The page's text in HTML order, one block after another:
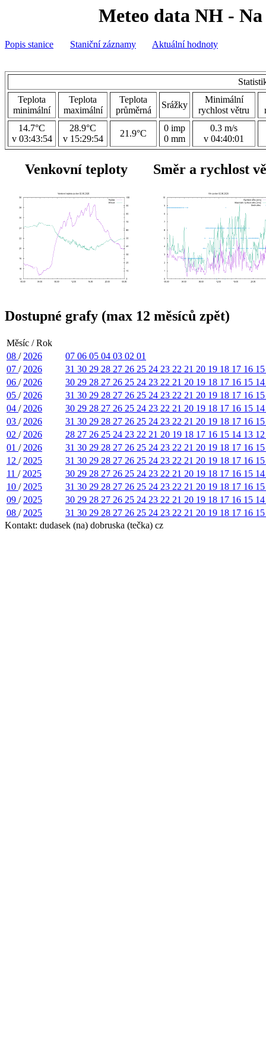
Meteo data NH - Na
Popis stanice Staniční záznamy Aktuální hodnoty
Teplota
minimální
Teplota
maximální
Teplota
průměrná
Srážky
Minimální
rychlost větru
14.7°C
v 03:43:54
28.9°C
v 15:29:54
21.9°C
0 imp
0 mm
0.3 m/s
v 04:40:01
Venkovní teploty Směr a rychlost
Dostupné grafy (max 12 měsíců zpět)
Měsíc / Rok
08 / 2026 07 06 05 04 03 02 01
07 / 2026 31 30 29 28 27 26 25 24 23 22 21 20 19 18 17 16
06 / 2026 30 29 28 27 26 25 24 23 22 21 20 19 18 17 16 15
05 / 2026 31 30 29 28 27 26 25 24 23 22 21 20 19 18 17 16
04 / 2026 30 29 28 27 26 25 24 23 22 21 20 19 18 17 16 15
03 / 2026 31 30 29 28 27 26 25 24 23 22 21 20 19 18 17 16
02 / 2026 28 27 26 25 24 23 22 21 20 19 18 17 16 15 14 13
01 / 2026 31 30 29 28 27 26 25 24 23 22 21 20 19 18 17 16
12 / 2025 31 30 29 28 27 26 25 24 23 22 21 20 19 18 17 16
11 / 2025 30 29 28 27 26 25 24 23 22 21 20 19 18 17 16 15
10 / 2025 31 30 29 28 27 26 25 24 23 22 21 20 19 18 17 16
09 / 2025 30 29 28 27 26 25 24 23 22 21 20 19 18 17 16 15
08 / 2025 31 30 29 28 27 26 25 24 23 22 21 20 19 18 17 16
Kontakt: dudasek (na) dobruska (tečka) cz